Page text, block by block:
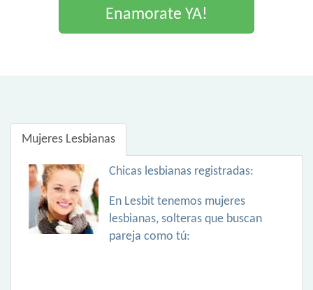
Enamorate YA!
Mujeres Lesbianas
Chicas lesbianas registradas:
En Lesbit tenemos mujeres
lesbianas, solteras que buscan
pareja como tú: